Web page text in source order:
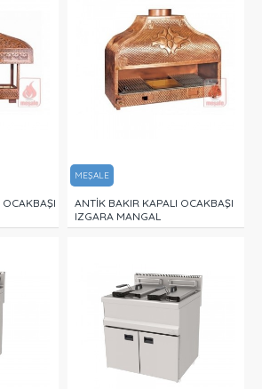
OCAKBAŞI
MEŞALE
ANTİK BAKIR KAPALI OCAKBAŞI
IZGARA MANGAL